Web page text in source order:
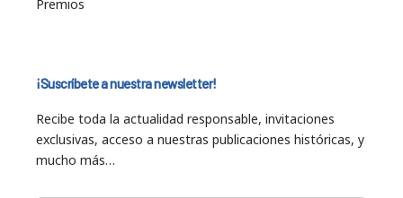
Premios
¡Suscríbete a nuestra newsletter!
Recibe toda la actualidad responsable, invitaciones
exclusivas, acceso a nuestras publicaciones históricas, y
mucho más…